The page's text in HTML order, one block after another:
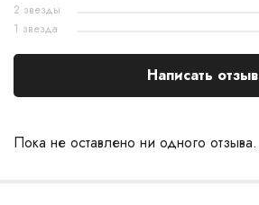
Пока не оставлено ни одного отзыва.
2 звезды
1 звезда
Написать отзыв